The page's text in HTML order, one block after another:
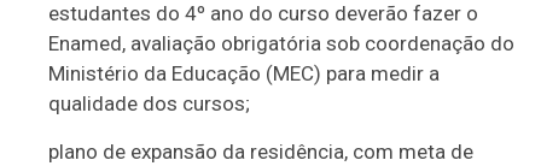
estudantes do 4º ano do curso deverão fazer o
Enamed, avaliação obrigatória sob coordenação do
Ministério da Educação (MEC) para medir a
qualidade dos cursos;
plano de expansão da residência, com meta de